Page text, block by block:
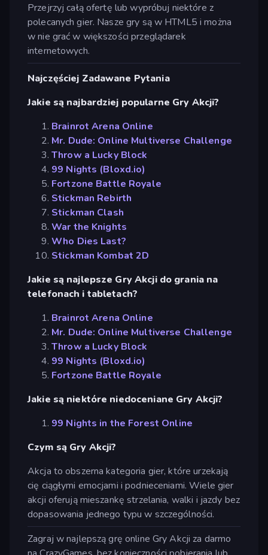
Przejrzyj całą ofertę lub wypróbuj niektóre z
polecanych gier. Nasze gry są w HTML5 i można
w nie grać w większości przeglądarek
internetowych.
Najczęściej Zadawane Pytania
Jakie są najbardziej popularne Gry Akcji?
Brainrot Arena Online
Mr. Dude: Online Multiverse Challenge
Throw a Lucky Block
99 Nights (Bloxd.io)
Fortzone Battle Royale
Stickman Rebirth
Stickman Clash
War the Knights
Who Dies Last?
Stickman Kombat 2D
Jakie są najlepsze Gry Akcji do grania na
telefonach i tabletach?
Brainrot Arena Online
Mr. Dude: Online Multiverse Challenge
Throw a Lucky Block
99 Nights (Bloxd.io)
Fortzone Battle Royale
Jakie są niektóre niedoceniane Gry Akcji?
99 Nights in the Forest Online
Czym są Gry Akcji?
Akcja to obszerna kategoria gier, które urzekają
cię ciągłymi emocjami i podnieceniami. Wiele gier
akcji oferują mieszankę strzelania, walki i jazdy bez
dopasowania jednego typu w szczególności.
Zagraj w najlepszą grę online Gry Akcji za darmo